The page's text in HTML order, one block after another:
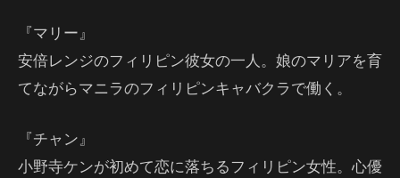
『マリー』
安倍レンジのフィリピン彼女の一人。娘のマリアを育
てながらマニラのフィリピンキャバクラで働く。
『チャン』
小野寺ケンが初めて恋に落ちるフィリピン女性。心優